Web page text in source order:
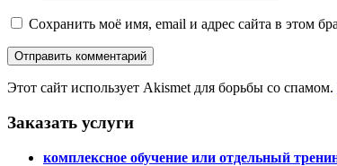
Сохранить моё имя, email и адрес сайта в этом
Этот сайт использует Akismet для борьбы со спамом.
Заказать услуги
комплексное обучение или отдельный